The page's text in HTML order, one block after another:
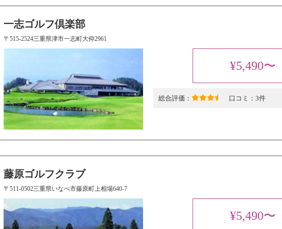
一志ゴルフ倶楽部
〒515-2524三重県津市一志町大仰2961
¥5,490〜
総合評価： 口コミ：3件
藤原ゴルフクラブ
〒511-0502三重県いなべ市藤原町上相場640-7
¥5,490〜